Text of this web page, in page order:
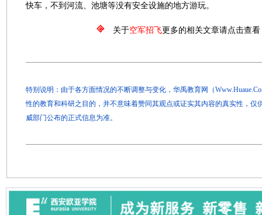
快车，不到河流、池塘等没有安全设施的地方游玩。
关于空军招飞更多的相关文章请点击查看
特别说明：由于各方面情况的不断调整与变化，华禹教育网（
性的教育和科研之目的，并不意味着赞同其观点或证实其内容的真实性，仅
威部门公布的正式信息为准。